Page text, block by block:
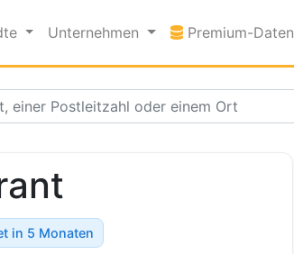
Unternehmen Premium-Daten
in 5 Monaten